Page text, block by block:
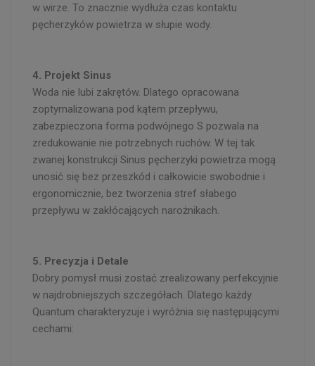
w wirze. To znacznie wydłuża czas kontaktu
pęcherzyków powietrza w słupie wody.
4. Projekt Sinus
Woda nie lubi zakrętów. Dlatego opracowana
zoptymalizowana pod kątem przepływu,
zabezpieczona forma podwójnego S pozwala na
zredukowanie nie potrzebnych ruchów. W tej tak
zwanej konstrukcji Sinus pęcherzyki powietrza mogą
unosić się bez przeszkód i całkowicie swobodnie i
ergonomicznie, bez tworzenia stref słabego
przepływu w zakłócających narożnikach.
5. Precyzja i Detale
Dobry pomysł musi zostać zrealizowany perfekcyjnie
w najdrobniejszych szczegółach. Dlatego każdy
Quantum charakteryzuje i wyróżnia się następującymi
cechami: